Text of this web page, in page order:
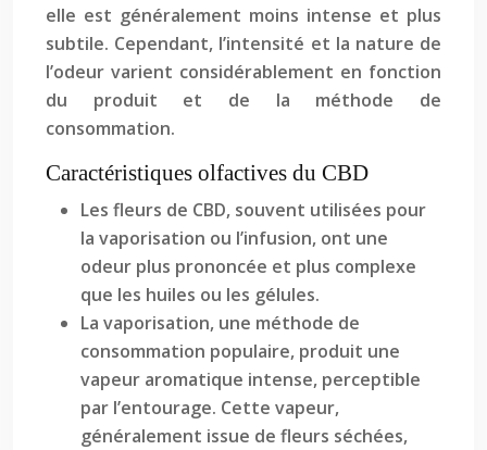
elle est généralement moins intense et plus
subtile. Cependant, l’intensité et la nature de
l’odeur varient considérablement en fonction
du produit et de la méthode de
consommation.
Caractéristiques olfactives du CBD
Les fleurs de CBD, souvent utilisées pour
la vaporisation ou l’infusion, ont une
odeur plus prononcée et plus complexe
que les huiles ou les gélules.
La vaporisation, une méthode de
consommation populaire, produit une
vapeur aromatique intense, perceptible
par l’entourage. Cette vapeur,
généralement issue de fleurs séchées,